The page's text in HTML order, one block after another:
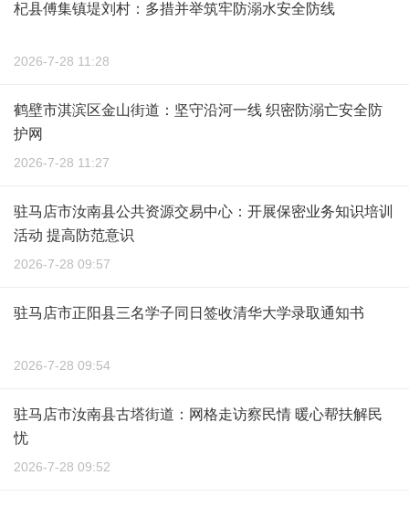
杞县傅集镇堤刘村：多措并举筑牢防溺水安全防线
2026-7-28 11:28
鹤壁市淇滨区金山街道：坚守沿河一线 织密防溺亡安全防
护网
2026-7-28 11:27
驻马店市汝南县公共资源交易中心：开展保密业务知识培训
活动 提高防范意识
2026-7-28 09:57
驻马店市正阳县三名学子同日签收清华大学录取通知书
2026-7-28 09:54
驻马店市汝南县古塔街道：网格走访察民情 暖心帮扶解民
忧
2026-7-28 09:52